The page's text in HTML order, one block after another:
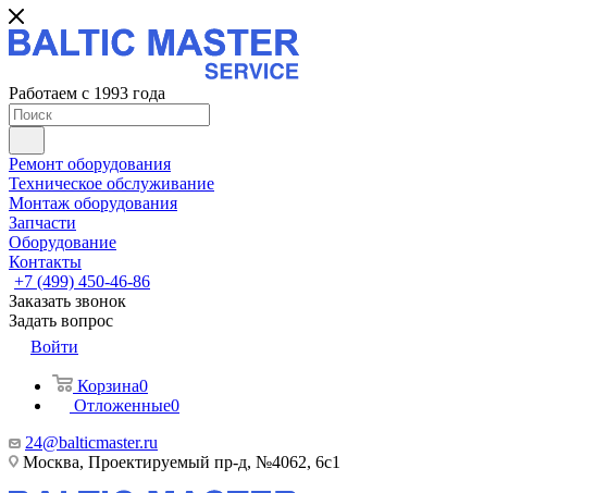
Работаем с 1993 года
Ремонт оборудования
Техническое обслуживание
Монтаж оборудования
Запчасти
Оборудование
Контакты
+7 (499) 450-46-86
Заказать звонок
Задать вопрос
Войти
Корзина0
Отложенные0
24@balticmaster.ru
Москва, Проектируемый пр-д, №4062, 6с1